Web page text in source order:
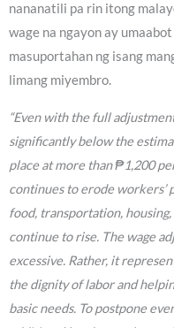
nananatili pa rin itong
wage na ngayon ay
masuportahan ng isang
limang miyembro.
“Even with the full
significantly below the
place at more than ₱1,200
continues to erode workers’
food, transportation,
continue to rise. The wage
excessive. Rather, it
the dignity of labor and
basic needs. To postpone